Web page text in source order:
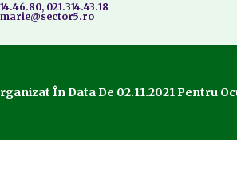
021.314.43.18
În Data De 02.11.2021 Pentru